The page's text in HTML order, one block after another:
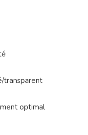
transparent
optimal